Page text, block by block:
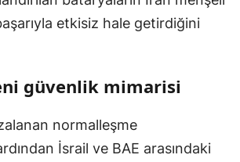
etkisiz hale getirdiğini
güvenlik mimarisi
normalleşme
İsrail ve BAE arasındaki